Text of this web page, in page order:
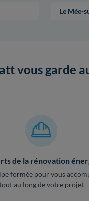
Le Mée-
vous garde
de la rénovation
formée pour vous
tout au long de votre projet